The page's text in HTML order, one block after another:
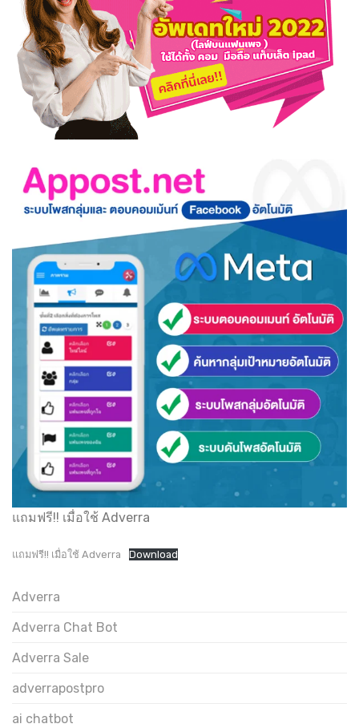
แถมฟรี!! เมื่อใช้ Adverra
แถมฟรี!! เมื่อใช้ Adverra Download
Adverra
Adverra Chat Bot
Adverra Sale
adverrapostpro
ai chatbot